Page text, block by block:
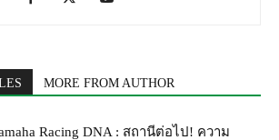
MORE FROM AUTHOR
Racing DNA : สถานีต่อไป! ความ